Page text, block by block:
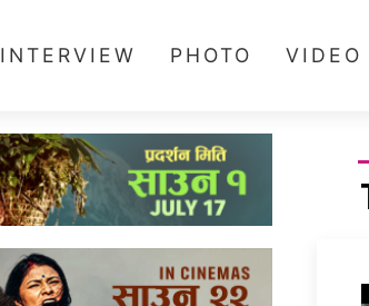
INTERVIEW PHOTO VIDEO